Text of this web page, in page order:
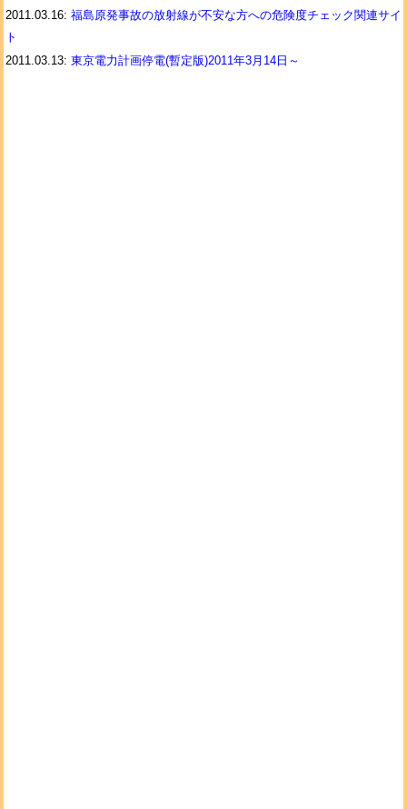
2011.03.16: 福島原発事故の放射線が不安な方への危険度チェック関連サイ
ト
2011.03.13: 東京電力計画停電(暫定版)2011年3月14日～